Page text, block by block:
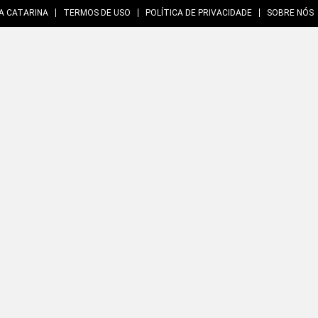
CATARINA TERMOS DE USO POLÍTICA DE PRIVACIDADE SOBRE NÓS